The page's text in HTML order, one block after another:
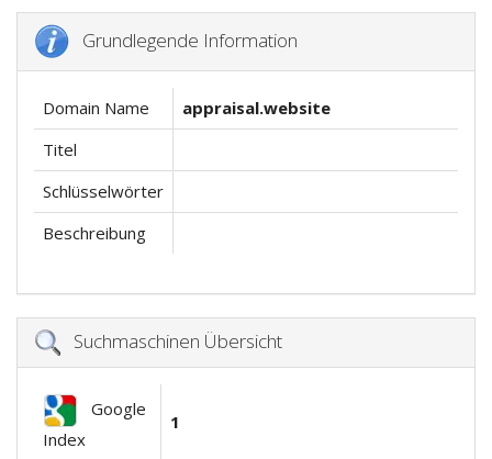
Grundlegende Information
Domain Name
appraisal.website
Titel
Schlüsselwörter
Beschreibung
Suchmaschinen Übersicht
Google
Index
1